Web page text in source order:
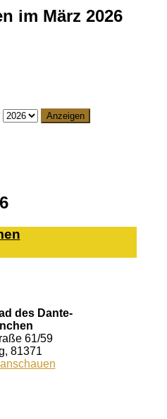
im März 2026
des Dante-
61/59
, 81371